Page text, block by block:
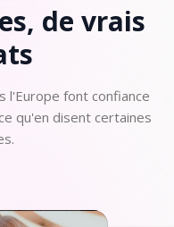
de vrais
l'Europe font confiance
qu'en disent certaines